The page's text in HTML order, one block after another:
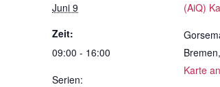
Juni 9
Zeit:
09:00 - 16:00
Serien:
(AiQ)
Bremen,
Karte